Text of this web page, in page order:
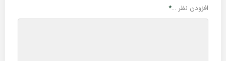
افزودن نظر ...*